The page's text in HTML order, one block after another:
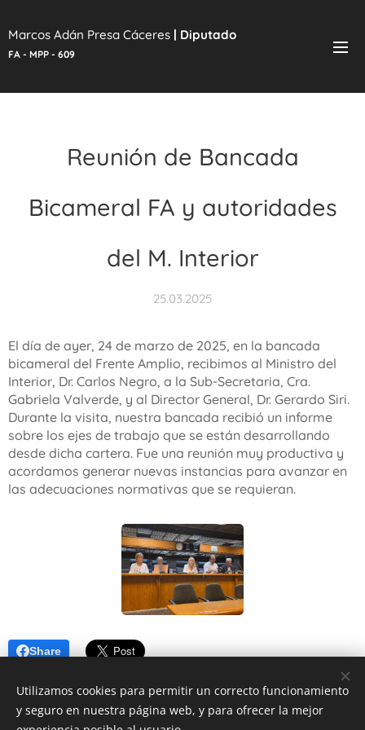
Marcos Adán Presa Cáceres | Diputado
FA - MPP - 609
Reunión de Bancada
Bicameral FA y autoridades
del M. Interior
25.03.2025
El día de ayer, 24 de marzo de 2025, en la bancada
bicameral del Frente Amplio, recibimos al Ministro del
Interior, Dr. Carlos Negro, a la Sub-Secretaria, Cra.
Gabriela Valverde, y al Director General, Dr. Gerardo Siri.
Durante la visita, nuestra bancada recibió un informe
sobre los ejes de trabajo que se están desarrollando
desde dicha cartera. Fue una reunión muy productiva y
acordamos generar nuevas instancias para avanzar en
las adecuaciones normativas que se requieran.
Share
Utilizamos cookies para permitir un correcto funcionamiento
y seguro en nuestra página web, y para ofrecer la mejor